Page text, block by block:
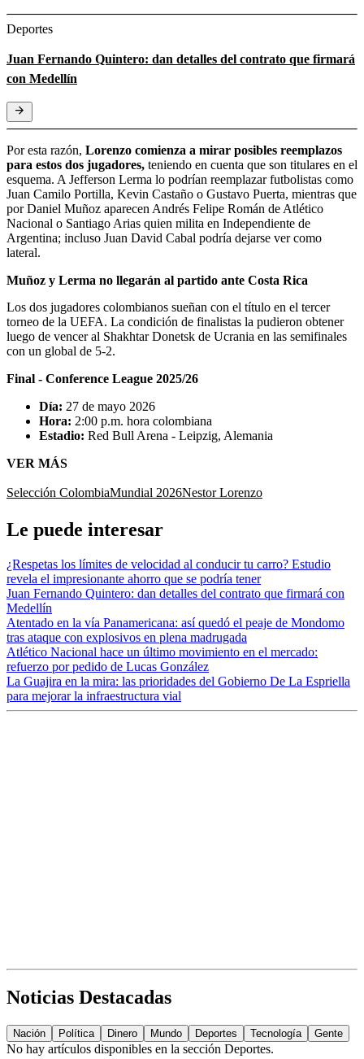
Deportes
Juan Fernando Quintero: dan detalles del contrato que firmará
con Medellín
Por esta razón, Lorenzo comienza a mirar posibles reemplazos
para estos dos jugadores, teniendo en cuenta que son titulares en el
esquema. A Jefferson Lerma lo podrían reemplazar futbolistas como
Juan Camilo Portilla, Kevin Castaño o Gustavo Puerta, mientras que
por Daniel Muñoz aparecen Andrés Felipe Román de Atlético
Nacional o Santiago Arias quien milita en Independiente de
Argentina; incluso Juan David Cabal podría dejarse ver como
lateral.
Muñoz y Lerma no llegarán al partido ante Costa Rica
Los dos jugadores colombianos sueñan con el título en el tercer
torneo de la UEFA. La condición de finalistas la pudieron obtener
luego de vencer al Shakhtar Donetsk de Ucrania en las semifinales
con un global de 5-2.
Final - Conference League 2025/26
Día: 27 de mayo 2026
Hora: 2:00 p.m. hora colombiana
Estadio: Red Bull Arena - Leipzig, Alemania
VER MÁS
Selección ColombiaMundial 2026Nestor Lorenzo
Le puede interesar
¿Respetas los límites de velocidad al conducir tu carro? Estudio
revela el impresionante ahorro que se podría tener
Juan Fernando Quintero: dan detalles del contrato que firmará con
Medellín
Atentado en la vía Panamericana: así quedó el peaje de Mondomo
tras ataque con explosivos en plena madrugada
Atlético Nacional hace un último movimiento en el mercado:
refuerzo por pedido de Lucas González
La Guajira en la mira: las prioridades del Gobierno De La Espriella
para mejorar la infraestructura vial
Noticias Destacadas
Nación Política Dinero Mundo Deportes Tecnología Gente
No hay artículos disponibles en la sección Deportes.